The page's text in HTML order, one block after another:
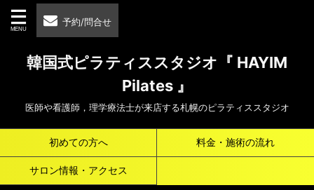
予約/問合せ
韓国式ピラティススタジオ『 HAYIM
Pilates 』
医師や看護師，理学療法士が来店する札幌のピラティススタジオ
初めての方へ 料金・施術の流れ
サロン情報・アクセス